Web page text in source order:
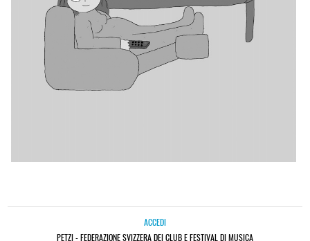
ACCEDI
PETZI - FEDERAZIONE SVIZZERA DEI CLUB E FESTIVAL DI MUSICA